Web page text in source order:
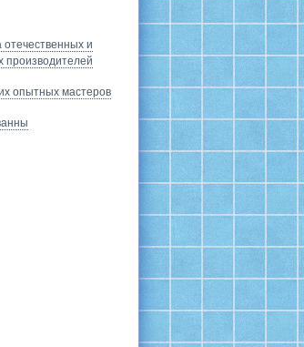
отечественных и
производителей
опытных мастеров